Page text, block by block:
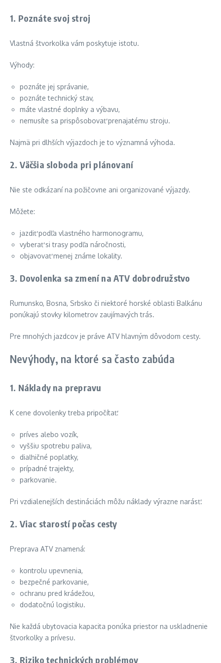
1. Poznáte svoj stroj
Vlastná štvorkolka vám poskytuje istotu.
Výhody:
poznáte jej správanie,
poznáte technický stav,
máte vlastné doplnky a výbavu,
nemusíte sa prispôsobovať prenajatému stroju.
Najmä pri dlhších výjazdoch je to významná výhoda.
2. Väčšia sloboda pri plánovaní
Nie ste odkázaní na požičovne ani organizované výjazdy.
Môžete:
jazdiť podľa vlastného harmonogramu,
vyberať si trasy podľa náročnosti,
objavovať menej známe lokality.
3. Dovolenka sa zmení na ATV dobrodružstvo
Rumunsko, Bosna, Srbsko či niektoré horské oblasti Balkánu
ponúkajú stovky kilometrov zaujímavých trás.
Pre mnohých jazdcov je práve ATV hlavným dôvodom cesty.
Nevýhody, na ktoré sa často zabúda
1. Náklady na prepravu
K cene dovolenky treba pripočítať:
príves alebo vozík,
vyššiu spotrebu paliva,
diaľničné poplatky,
prípadné trajekty,
parkovanie.
Pri vzdialenejších destináciách môžu náklady výrazne narásť.
2. Viac starostí počas cesty
Preprava ATV znamená:
kontrolu upevnenia,
bezpečné parkovanie,
ochranu pred krádežou,
dodatočnú logistiku.
Nie každá ubytovacia kapacita ponúka priestor na uskladnenie
štvorkolky a prívesu.
3. Riziko technických problémov